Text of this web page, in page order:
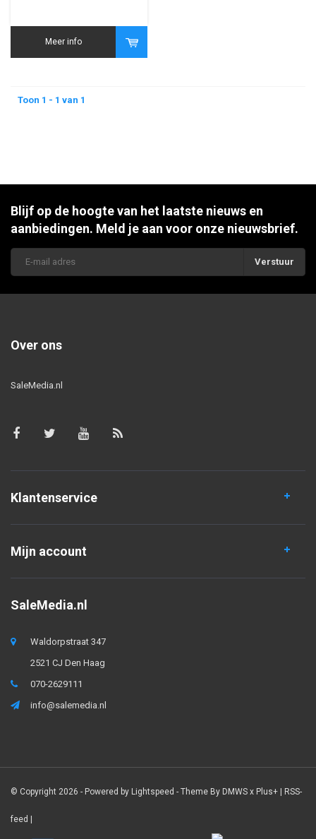
Meer info
Toon 1 - 1 van 1
Blijf op de hoogte van het laatste nieuws en
aanbiedingen. Meld je aan voor onze nieuwsbrief.
Verstuur
Over ons
SaleMedia.nl
Klantenservice
Mijn account
SaleMedia.nl
Waldorpstraat 347
2521 CJ Den Haag
070-2629111
info@salemedia.nl
© Copyright 2026 - Powered by Lightspeed - Theme By DMWS x Plus+ | RSS-
feed |